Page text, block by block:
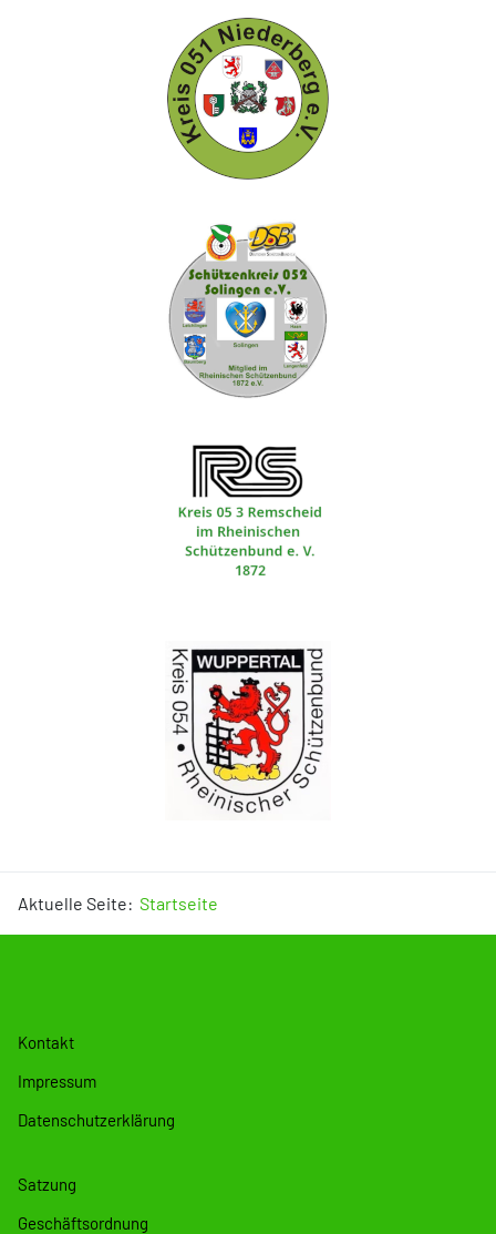
Aktuelle Seite: Startseite
Kontakt
Impressum
Datenschutzerklärung
Satzung
Geschäftsordnung